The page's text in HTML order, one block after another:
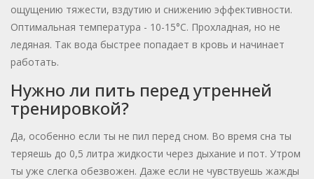
ощущению тяжести, вздутию и снижению эффективности.
Оптимальная температура - 10-15°C. Прохладная, но не
ледяная. Так вода быстрее попадает в кровь и начинает
работать.
Нужно ли пить перед утренней
тренировкой?
Да, особенно если ты не пил перед сном. Во время сна ты
теряешь до 0,5 литра жидкости через дыхание и пот. Утром
ты уже слегка обезвожен. Даже если не чувствуешь жажды